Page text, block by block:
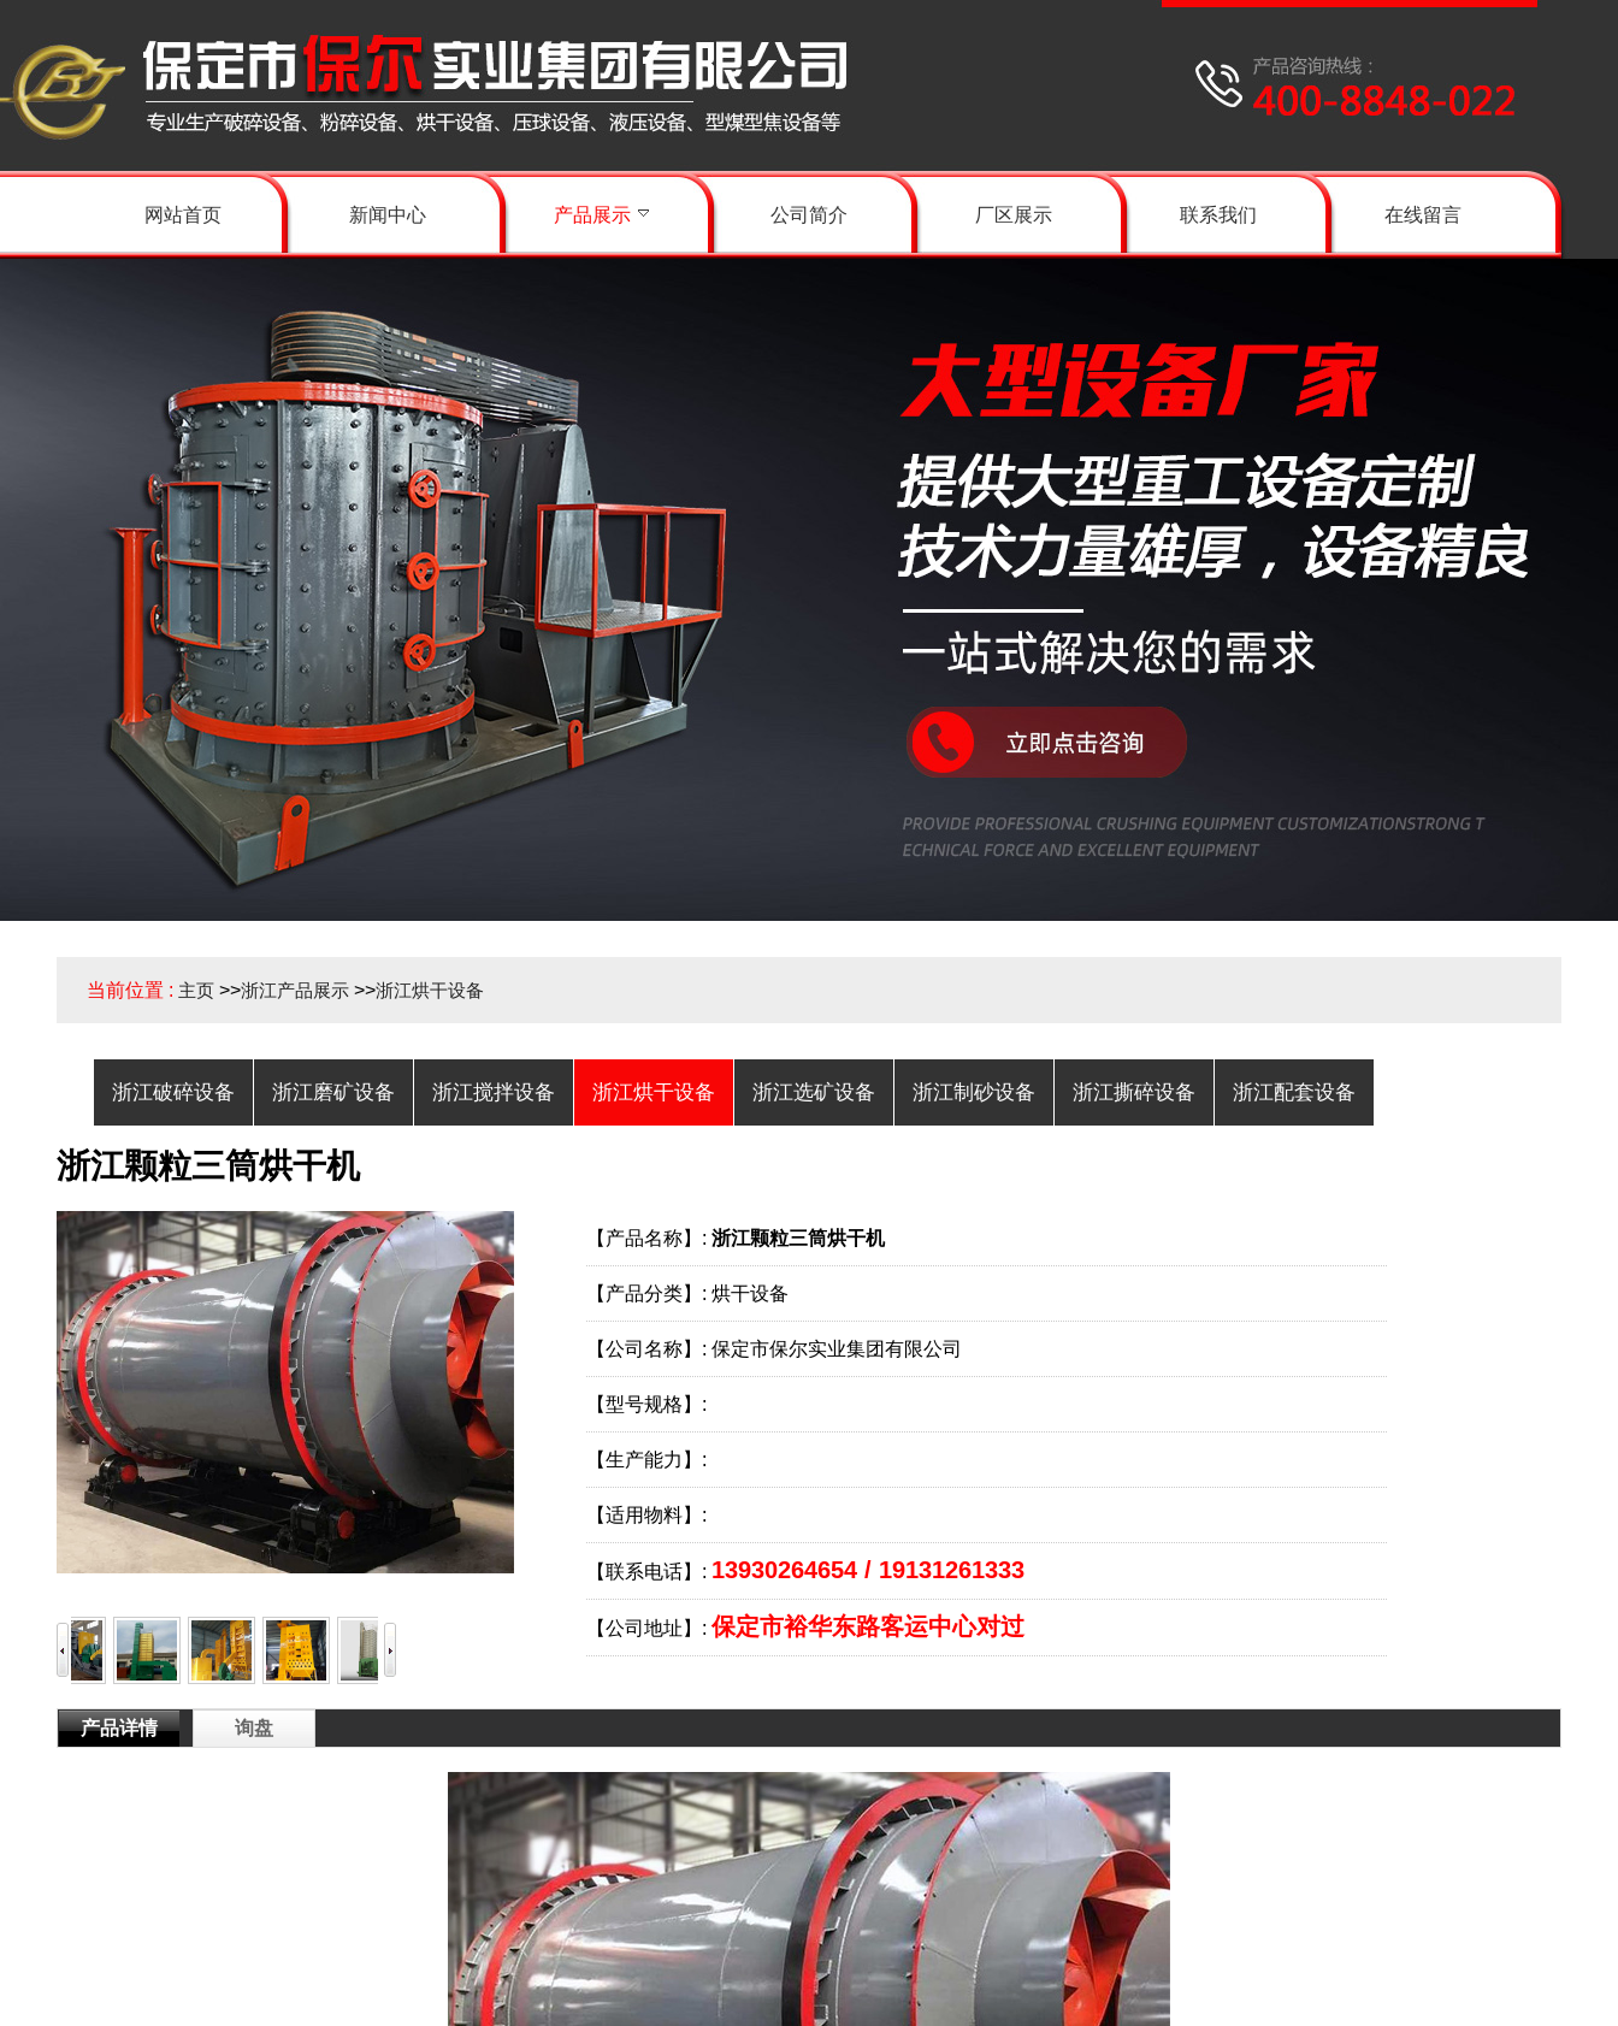
网站首页 新闻中心 产品展示 公司简介 厂区展示 联系我们 在线留言
当前位置 : 主页 >>浙江产品展示 >>浙江烘干设备
浙江破碎设备 浙江磨矿设备 浙江搅拌设备 浙江烘干设备 浙江选矿设备 浙江制砂设备 浙江撕碎设备 浙江配套设备
浙江颗粒三筒烘干机
【产品名称】: 浙江颗粒三筒烘干机
【产品分类】: 烘干设备
【公司名称】: 保定市保尔实业集团有限公司
【型号规格】:
【生产能力】:
【适用物料】:
【联系电话】: 13930264654 / 19131261333
【公司地址】: 保定市裕华东路客运中心对过
产品详情 询盘